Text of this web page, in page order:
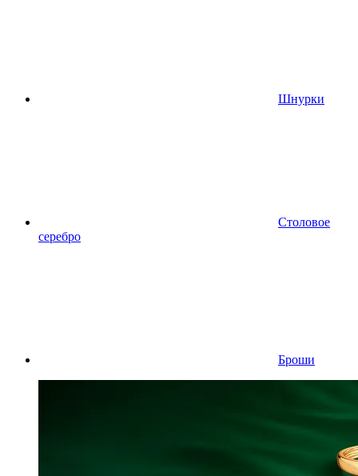
Шнурки
Столовое
серебро
Броши